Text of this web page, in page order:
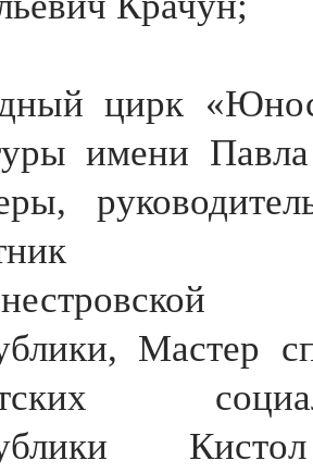
цирк
имени
Мастер